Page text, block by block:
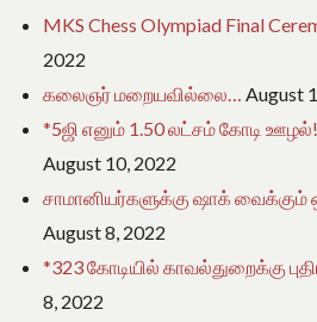
MKS Chess Olympiad Final
2022
கலைஞர் மறையவில்லை… August
*5ஜி எனும் 1.50 லட்சம் கோடி
August 10, 2022
சாமானியர்களுக்கு ஷாக் வைக்கும்
August 8, 2022
*323 கோடியில் காவல்துறைக்கு
8, 2022